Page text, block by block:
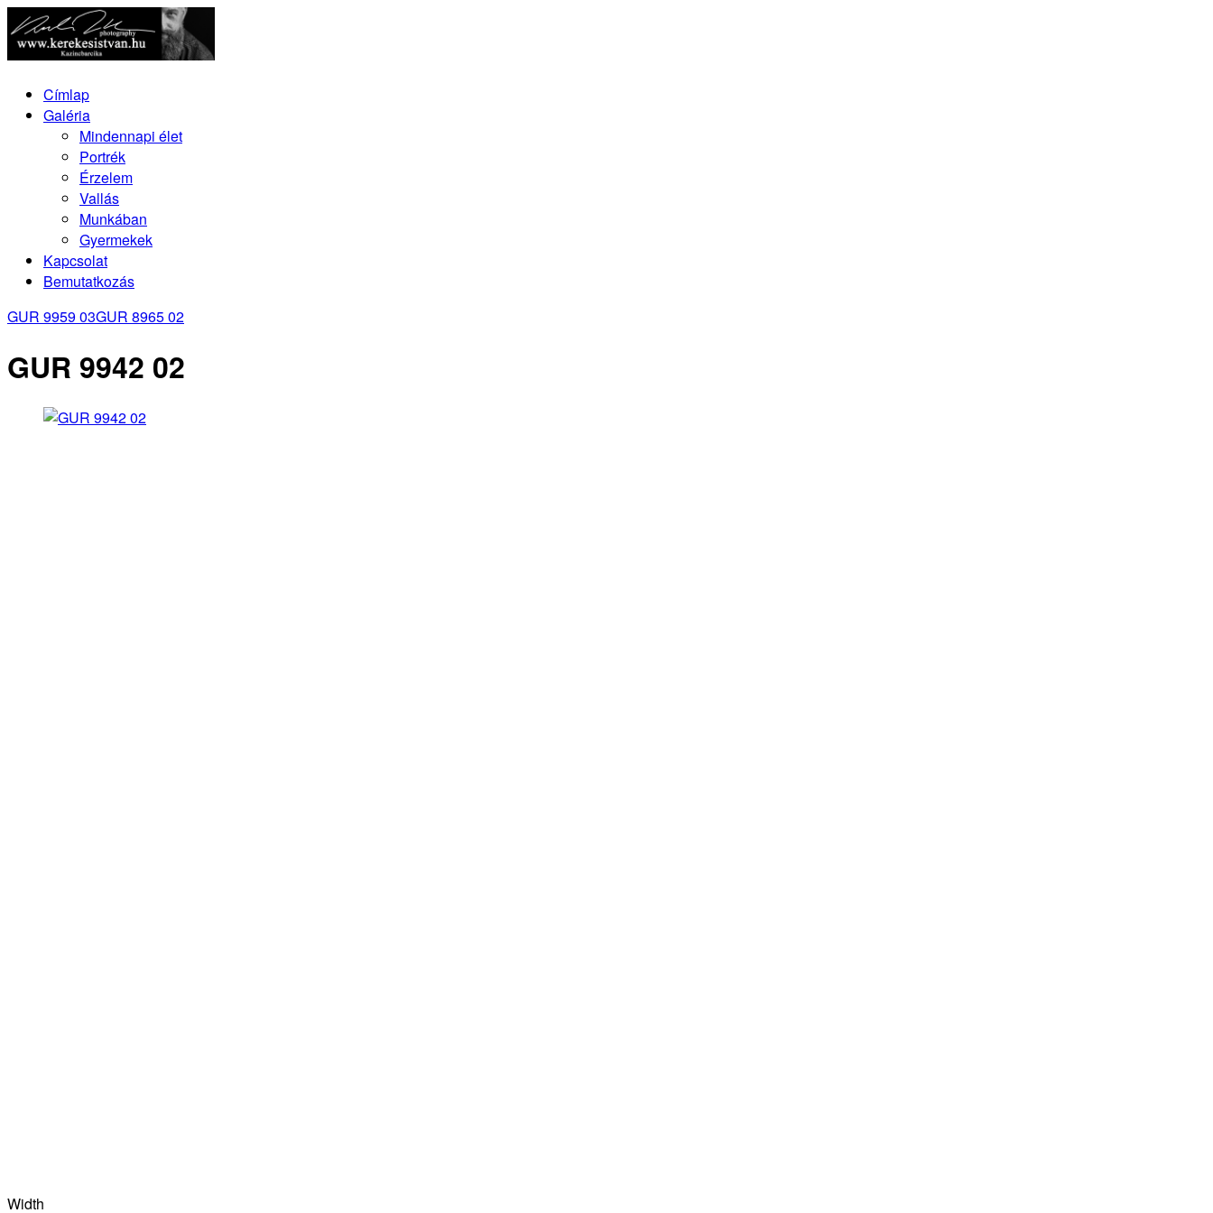
Címlap
Galéria
Mindennapi élet
Portrék
Érzelem
Vallás
Munkában
Gyermekek
Kapcsolat
Bemutatkozás
GUR 9959 03GUR 8965 02
GUR 9942 02
Width